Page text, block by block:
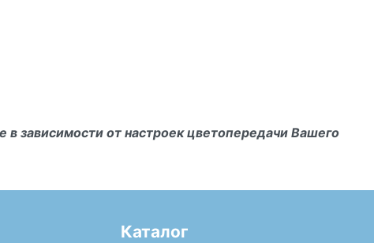
в зависимости от настроек цветопередачи Вашего
Каталог